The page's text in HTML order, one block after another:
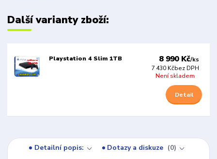
Další varianty zboží:
Playstation 4 Slim 1TB 8 990 Kč/ks
7 430 Kčbez DPH
Není skladem
Detail
Detailní popis: Dotazy a diskuze
0